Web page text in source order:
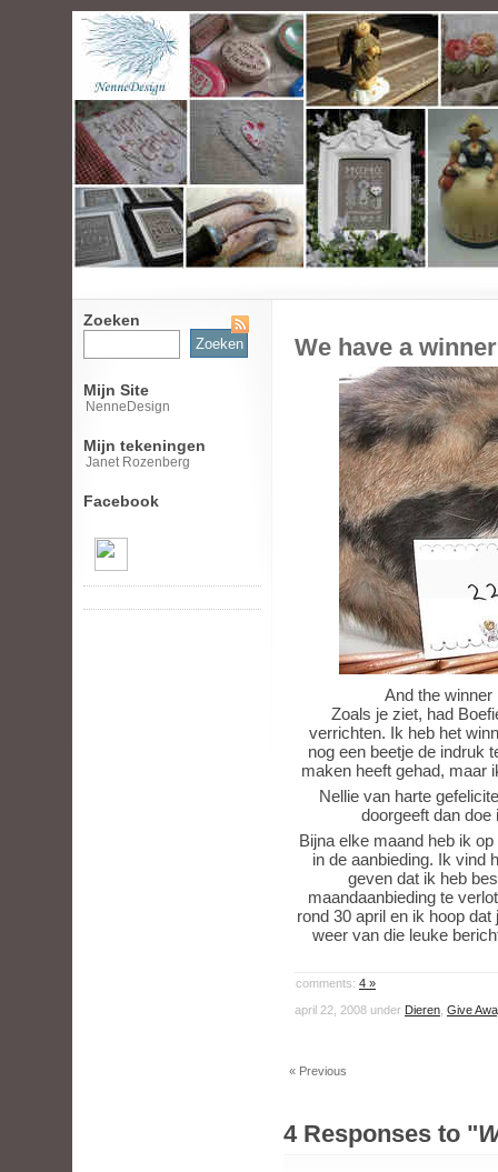
Zoeken
Zoeken
naar:
Mijn Site
NenneDesign
Mijn tekeningen
Janet Rozenberg
Facebook
We have a
And the
Zoals je ziet, had
verrichten. Ik heb het
nog een beetje de indruk
maken heeft gehad, maar
Nellie van harte
doorgeeft dan
Bijna elke maand heb ik op
in de aanbieding. Ik vind
geven dat ik heb
maandaanbieding te
rond 30 april en ik hoop
weer van die leuke
comments: 4 »
april 22, 2008 under Dieren Give
« Previous
4 Responses to "